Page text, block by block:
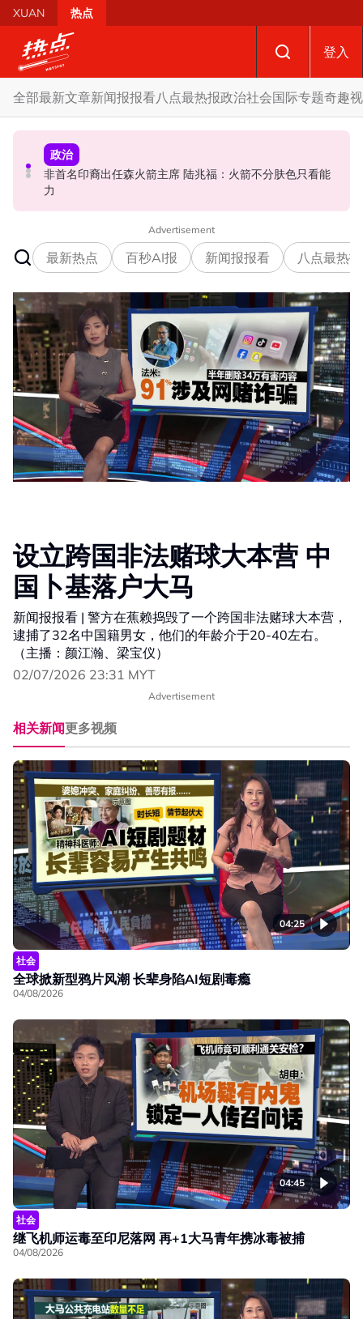
Skip to main content
XUAN 热点
登入
全部最新文章新闻报报看八点最热报政治社会国际专题奇趣
政治
哈迪“土团已自动退出国盟论”惹议 达基尤丁：伊党准备好
向社团局解释
政治
非首名印裔出任森火箭主席 陆兆福：火箭不分肤色只看能
力
政治
促土团回应最高理事会成员是否“够数” 端依布拉欣：恐连
累国盟负法律责任
Advertisement
最新热点 百秒AI报 新闻报报看 八点最热报
设立跨国非法赌球大本营 中
国卜基落户大马
新闻报报看 | 警方在蕉赖捣毁了一个跨国非法赌球大本营，
逮捕了32名中国籍男女，他们的年龄介于20-40左右。
（主播：颜江瀚、梁宝仪）
02/07/2026 23:31 MYT
Advertisement
相关新闻更多视频
04:25
社会
全球掀新型鸦片风潮 长辈身陷AI短剧毒瘾
04/08/2026
04:45
社会
继飞机师运毒至印尼落网 再+1大马青年携冰毒被捕
04/08/2026